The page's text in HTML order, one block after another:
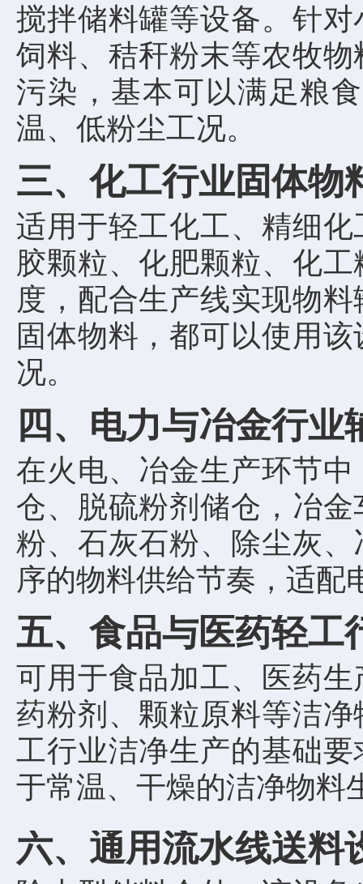
搅拌储料罐等设备。针
饲料、秸秆粉末等农牧
污染，基本可以满足粮
温、低粉尘工况。
三、化工行业固体物
适用于轻工化工、精细
胶颗粒、化肥颗粒、化
度，配合生产线实现物
固体物料，都可以使用
况。
四、电力与冶金行业
在火电、冶金生产环节
仓、脱硫粉剂储仓，冶
粉、石灰石粉、除尘灰
序的物料供给节奏，适配
五、食品与医药轻工
可用于食品加工、医药
药粉剂、颗粒原料等洁
工行业洁净生产的基础
于常温、干燥的洁净物料
六、通用流水线送料